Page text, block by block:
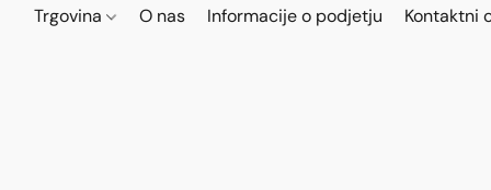
Trgovina O nas Informacije o podjetju Kontaktni